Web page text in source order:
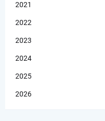
2021
2022
2023
2024
2025
2026